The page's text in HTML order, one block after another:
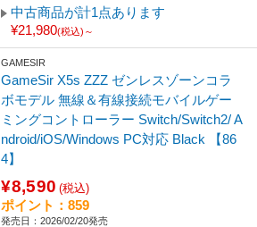
中古商品が計1点あります
¥21,980(税込)～
GAMESIR
GameSir X5s ZZZ ゼンレスゾーンコラ
ボモデル 無線＆有線接続モバイルゲー
ミングコントローラー Switch/Switch2/ A
ndroid/iOS/Windows PC対応 Black 【86
4】
¥8,590 (税込)
ポイント：859
発売日：2026/02/20発売